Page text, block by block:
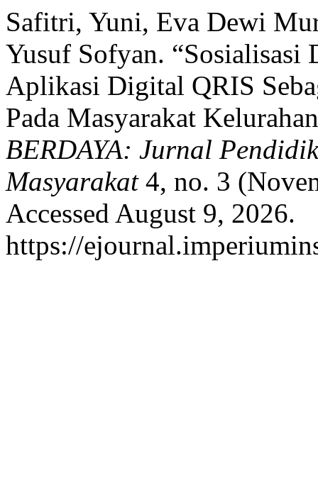
Safitri, Yuni, Eva Dewi
Yusuf Sofyan. “Sosialisasi
Aplikasi Digital QRIS
Pada Masyarakat
BERDAYA: Jurnal
Masyarakat4, no. 3
Accessed August 9, 2026.
https://